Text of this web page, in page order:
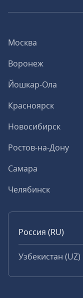
Москва
Воронеж
Йошкар-Ола
Красноярск
Новосибирск
Ростов-на-Дону
Самара
Челябинск
Россия (RU)
Узбекистан (UZ)